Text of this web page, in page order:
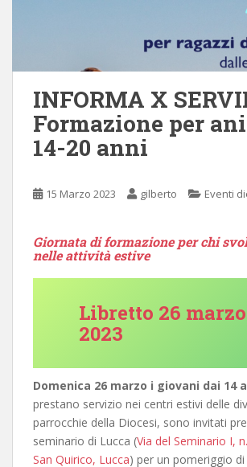
INFORMA X
Formazione per
14-20 anni
15 Marzo 2023 gilberto Eventi
Giornata di formazione per chi
nelle attività estive
Libretto 26 marzo
2023
Domenica 26 marzo i giovani dai 14
prestano servizio nei centri estivi delle
parrocchie della Diocesi, sono invitati
seminario di Lucca (Via del Seminario I,
San Quirico, Lucca) per un pomeriggio